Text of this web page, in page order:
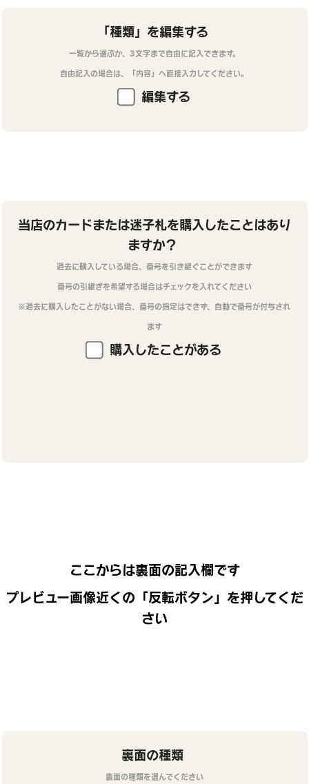
「種類」を編集する
一覧から選ぶか、3文字まで自由に記入できます。
自由記入の場合は、「内容」へ直接入力してください。
編集する
当店のカードまたは迷子札を購入したことはあり
ますか？
過去に購入している場合、番号を引き継ぐことができます
番号の引継ぎを希望する場合はチェックを入れてください
※過去に購入したことがない場合、番号の指定はできず、自動で番号が付与され
ます
購入したことがある
ここからは裏面の記入欄です
プレビュー画像近くの「反転ボタン」を押してくだ
さい
裏面の種類
裏面の種類を選んでください